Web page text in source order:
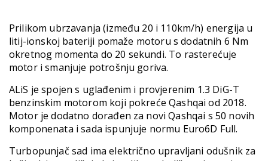
Prilikom ubrzavanja (između 20 i 110km/h) energija u
litij-ionskoj bateriji pomaže motoru s dodatnih 6 Nm
okretnog momenta do 20 sekundi. To rasterećuje
motor i smanjuje potrošnju goriva.
ALiS je spojen s uglađenim i provjerenim 1.3 DiG-T
benzinskim motorom koji pokreće Qashqai od 2018.
Motor je dodatno dorađen za novi Qashqai s 50 novih
komponenata i sada ispunjuje normu Euro6D Full.
Turbopunjač sad ima električno upravljani odušnik za